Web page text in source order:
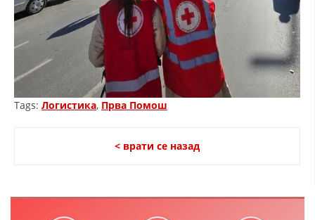
Tags: Логистика, Прва Помош
< врати се назад